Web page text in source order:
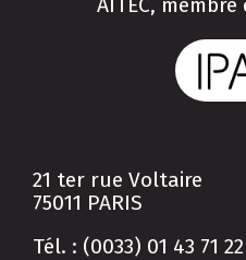
21 ter rue Voltaire
75011 PARIS
Tél. : (0033) 01 43 71 22